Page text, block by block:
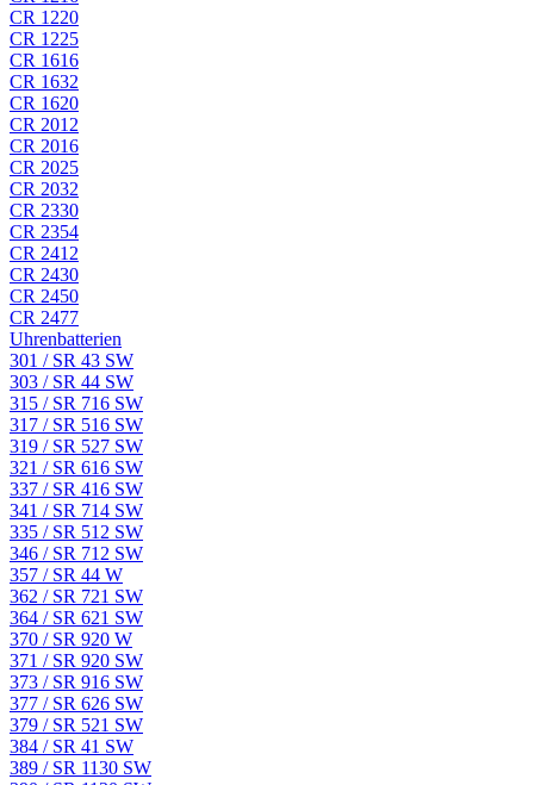
CR 1220
CR 1225
CR 1616
CR 1632
CR 1620
CR 2012
CR 2016
CR 2025
CR 2032
CR 2330
CR 2354
CR 2412
CR 2430
CR 2450
CR 2477
Uhrenbatterien
301 / SR 43 SW
303 / SR 44 SW
315 / SR 716 SW
317 / SR 516 SW
319 / SR 527 SW
321 / SR 616 SW
337 / SR 416 SW
341 / SR 714 SW
335 / SR 512 SW
346 / SR 712 SW
357 / SR 44 W
362 / SR 721 SW
364 / SR 621 SW
370 / SR 920 W
371 / SR 920 SW
373 / SR 916 SW
377 / SR 626 SW
379 / SR 521 SW
384 / SR 41 SW
389 / SR 1130 SW